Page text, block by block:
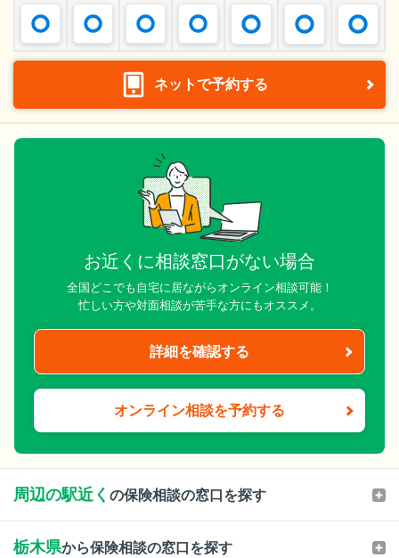
ネットで予約する
お近くに相談窓口がない場合
全国どこでも自宅に居ながらオンライン相談可能！
忙しい方や対面相談が苦手な方にもオススメ。
詳細を確認する
オンライン相談を予約する
周辺の駅近く の保険相談の窓口を探す
栃木県から保険相談の窓口を探す